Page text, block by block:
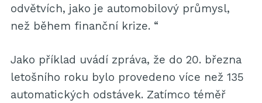
odvětvích, jako je automobilový průmysl,
než během finanční krize. “
Jako příklad uvádí zpráva, že do 20. března
letošního roku bylo provedeno více než 135
automatických odstávek. Zatímco téměř